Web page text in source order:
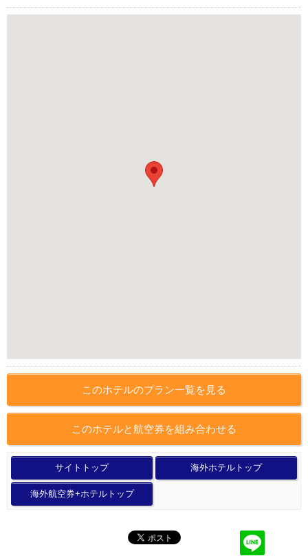
このホテルのプラン一覧を見る
このホテルと航空券を組み合わせる
サイトトップ 海外ホテルトップ
海外航空券+ホテルトップ